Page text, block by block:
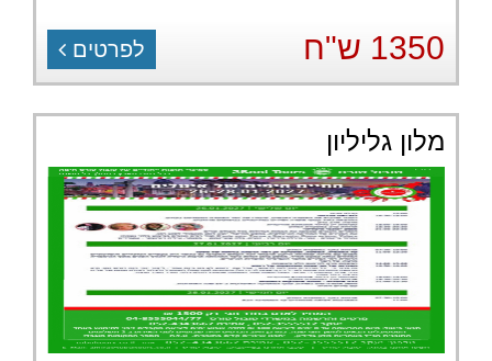
1350 ש"ח לפרטים
מלון גליליון